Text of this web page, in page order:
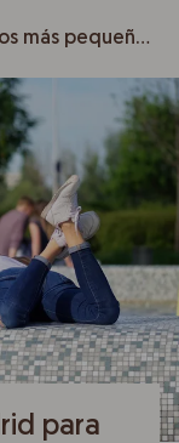
Planes en familia en Madrid para los más pequeños
para